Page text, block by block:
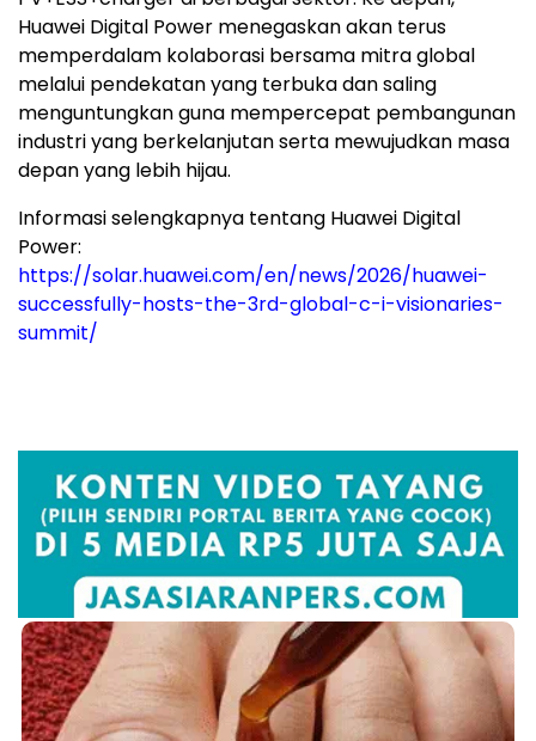
Huawei Digital Power menegaskan akan terus
memperdalam kolaborasi bersama mitra global
melalui pendekatan yang terbuka dan saling
menguntungkan guna mempercepat pembangunan
industri yang berkelanjutan serta mewujudkan masa
depan yang lebih hijau.
Informasi selengkapnya tentang Huawei Digital
Power:
https://solar.huawei.com/en/news/2026/huawei-
successfully-hosts-the-3rd-global-c-i-visionaries-
summit/